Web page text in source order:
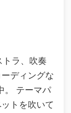
ラ、吹奏
ディングな
。 テーマパ
トを吹いて